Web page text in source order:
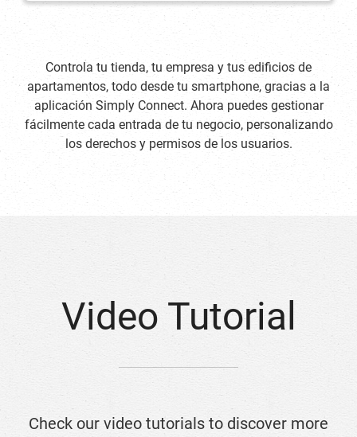
Controla tu tienda, tu empresa y tus edificios de
apartamentos, todo desde tu smartphone, gracias a la
aplicación Simply Connect. Ahora puedes gestionar
fácilmente cada entrada de tu negocio, personalizando
los derechos y permisos de los usuarios.
Video Tutorial
Check our video tutorials to discover more